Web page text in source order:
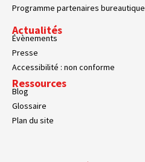
Programme partenaires bureautique
Actualités
Évènements
Presse
Accessibilité : non conforme
Ressources
Blog
Glossaire
Plan du site